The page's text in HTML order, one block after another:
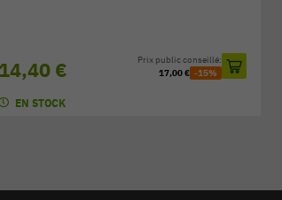
14,40 €
Prix public conseillé:
17,00 € -15%
EN STOCK